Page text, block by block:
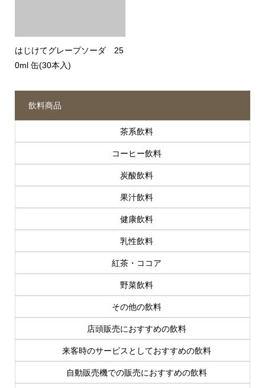
はじけてグレープソーダ 25
0ml 缶(30本入)
飲料商品
茶系飲料
コーヒー飲料
炭酸飲料
果汁飲料
健康飲料
乳性飲料
紅茶・ココア
野菜飲料
その他の飲料
店頭販売におすすめの飲料
来客時のサービスとしておすすめの飲料
自動販売機での販売におすすめの飲料